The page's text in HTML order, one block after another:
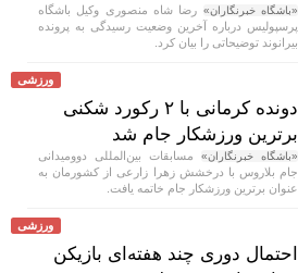
«باشگاه خبرنگاران» رضا شاه منصوری وکیل باشگاه
پرسپولیس درباره آخرین وضعیت رسیدگی به پرونده
بیرانوند توضیحاتی را بیان کرد.
ورزشی
دونده کرمانی با ۲ رکورد شکنی
برترین ورزشکار جام شد
«باشگاه خبرنگاران» مسابقات بین‌المللی دوومیدانی
جام بلاروس با درخشش زهرا زارعی از کشورمان به
عنوان برترین ورزشکار جام خاتمه یافت.
ورزشی
احتمال دوری چند هفته‌ای بازیکن